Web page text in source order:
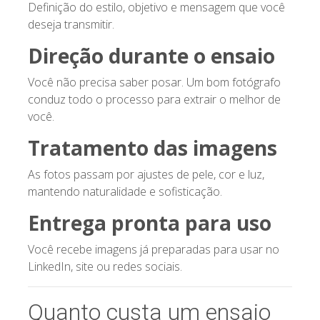
Definição do estilo, objetivo e mensagem que você
deseja transmitir.
Direção durante o ensaio
Você não precisa saber posar. Um bom fotógrafo
conduz todo o processo para extrair o melhor de
você.
Tratamento das imagens
As fotos passam por ajustes de pele, cor e luz,
mantendo naturalidade e sofisticação.
Entrega pronta para uso
Você recebe imagens já preparadas para usar no
LinkedIn, site ou redes sociais.
Quanto custa um ensaio